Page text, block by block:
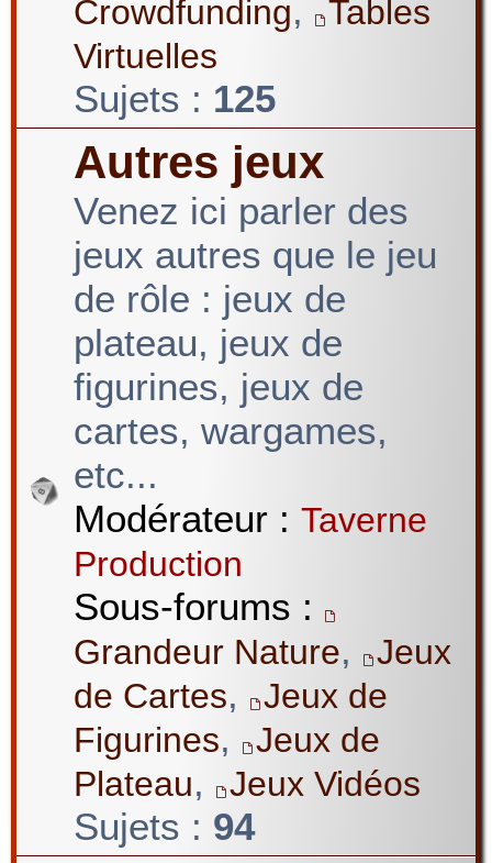
Crowdfunding,
Tables
Virtuelles
Sujets : 125
Autres jeux
Venez ici parler des
jeux autres que le jeu
de rôle : jeux de
plateau, jeux de
figurines, jeux de
cartes, wargames,
etc...
Modérateur : Taverne
Production
Sous-forums :
Grandeur Nature,
Jeux
de Cartes,
Jeux de
Figurines,
Jeux de
Plateau, Jeux Vidéos
Sujets : 94